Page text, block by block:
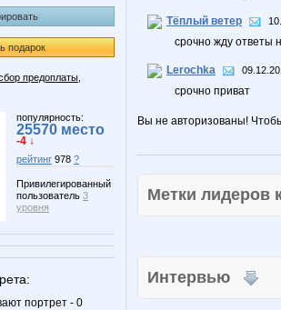
подарок
предоплаты,
популярность:
25570 место
-4 ↓
рейтинг 978 ?
Привилегированный
пользователь 3
уровня
портрет - 0
Тёплый ветер
срочно жду ответы
Lerochka
срочно приват
Вы не авторизованы!
Метки
Интервью